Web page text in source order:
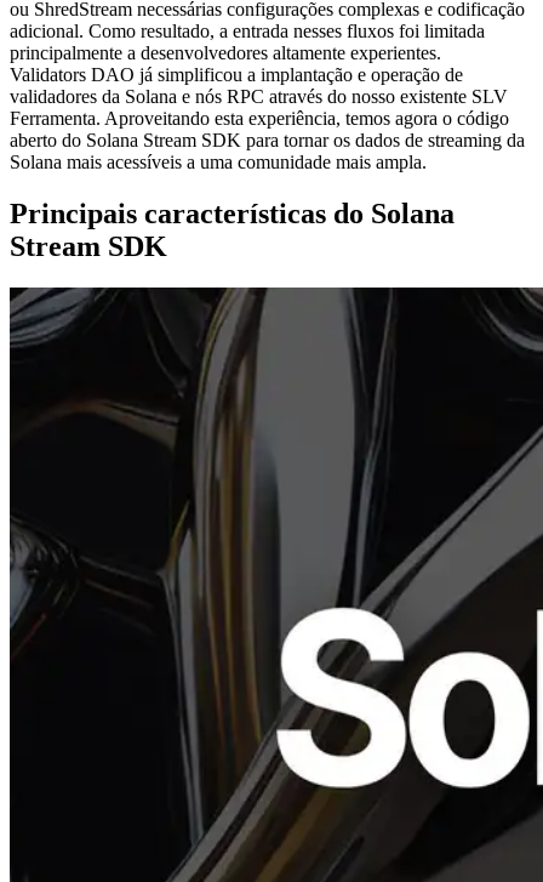
ou ShredStream necessárias configurações complexas e codificação
adicional. Como resultado, a entrada nesses fluxos foi limitada
principalmente a desenvolvedores altamente experientes.
Validators DAO já simplificou a implantação e operação de
validadores da Solana e nós RPC através do nosso existente SLV
Ferramenta. Aproveitando esta experiência, temos agora o código
aberto do Solana Stream SDK para tornar os dados de streaming da
Solana mais acessíveis a uma comunidade mais ampla.
Principais características do Solana
Stream SDK